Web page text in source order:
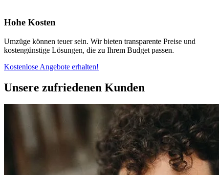
Hohe Kosten
Umzüge können teuer sein. Wir bieten transparente Preise und
kostengünstige Lösungen, die zu Ihrem Budget passen.
Kostenlose Angebote erhalten!
Unsere zufriedenen Kunden